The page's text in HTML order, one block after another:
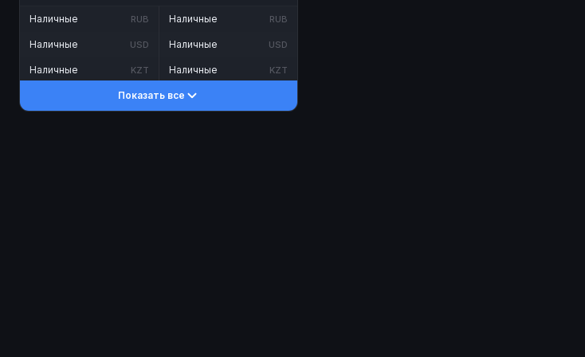
Наличные RUB
Наличные USD
Наличные KZT
Наличные RUB
Наличные USD
Наличные KZT
Показать все